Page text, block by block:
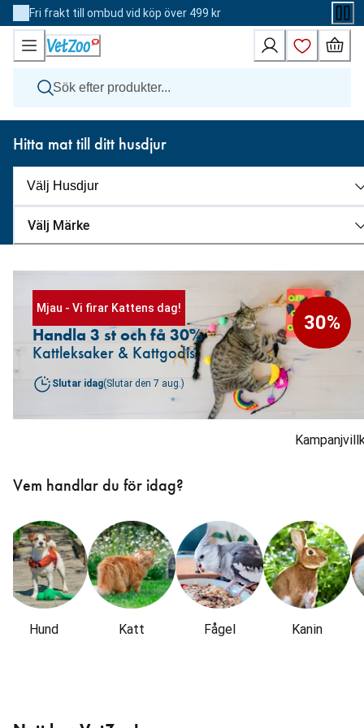
Skip
to
Content
Fri frakt till ombud vid köp över 499 kr
Hund
Övriga djur
Veterinärfoder
Varumärken
Nyheter
Kampanj
Hitta mat till ditt husdjur
Välj Märke
30%
Mjau - Vi firar Kattens dag!
Handla 3 st och få 30%
Kattleksaker & Kattgodis
Slutar idag(Slutar den 7 aug.)
Vem handlar du för idag?
över
karusellen
Hund Katt Fågel Kanin
över